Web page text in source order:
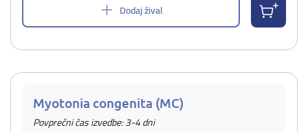
Dodaj žival
Myotonia congenita (MC)
Povprečni čas izvedbe: 3-4 dni